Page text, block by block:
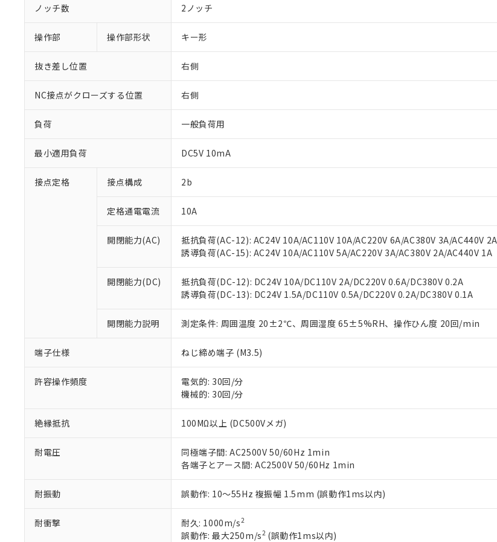
ノッチ数 2ノッチ
操作部 操作部形状 キー形
抜き差し位置 右側
NC接点がクローズする位置 右側
負荷 一般負荷用
最小適用負荷 DC5V 10mA
接点定格 接点構成 2b
定格通電電流 10A
開閉能力(AC)
抵抗負荷(AC-12): AC24V 10A/AC110V 10A/AC220V 6A/AC380V 3A/AC440V 2A
誘導負荷(AC-15): AC24V 10A/AC110V 5A/AC220V 3A/AC380V 2A/AC440V 1A
開閉能力(DC)
抵抗負荷(DC-12): DC24V 10A/DC110V 2A/DC220V 0.6A/DC380V 0.2A
誘導負荷(DC-13): DC24V 1.5A/DC110V 0.5A/DC220V 0.2A/DC380V 0.1A
開閉能力説明 測定条件: 周囲温度 20±2℃、周囲湿度 65±5%RH、操作ひん度 20回/min
端子仕様 ねじ締め端子 (M3.5)
許容操作頻度
電気的: 30回/分
機械的: 30回/分
絶縁抵抗 100MΩ以上 (DC500Vメガ)
耐電圧
同極端子間: AC2500V 50/60Hz 1min
各端子とアース間: AC2500V 50/60Hz 1min
耐振動 誤動作: 10～55Hz 複振幅 1.5mm (誤動作1ms以内)
耐衝撃 耐久: 1000m/s2
誤動作: 最大250m/s2(誤動作1ms以内)
ご利用条件
以下の条件をお読みいただき、同意のうえご利用ください。
本サービスは、当社制御機器事業取扱商品の当社在庫状況および標準
くものです。
当社制御機器事業取扱商品の中には、本サービスの対象外となる商品
のであり、閲覧された時点での実際の在庫および標準価格とは異なる
い。
正式な納期状況および標準価格はお客様のお取引先、またはお客様担
当社販売員にご相談ください。
オムロン制御機器販売店や当社販売拠点は「
在庫状況および標準価格結果を当社の事前の承諾なく第三者に漏洩ま
マイパーツ機能（部品リスト作成サービス）をご利用いただくには、I-
ている必要があります。
が、当社の製品・サービスに関するお客様との取引・商談に必要な範
さい。
※当社の共同利用者とは、"個人情報の共同利用に関して"
の「1.共
いる法人を指します。
※1 対応状況
調査・確認中：EU RoHS指令（10物質）の非含有の対応状況を調査中また
非該当品：ライセンス料など無形物で、有害物質有無と関係のない商品です
仕入先様の事情により、非含有部品としていたものが、含有品と判明した場
があります。
*EU RoHS指令（10物質）：
鉛(Pb) 1000ppm以下、 水銀(Hg) 1000ppm以下、 カドミウム(Cd) 100ppm以下、
六価クロム(Cr(Ⅵ)) 1000ppm以下、ポリ臭化ビフェニル類(PBB) 1000ppm以下、ポリ臭化ジフェ
但し、RoHS指令で産業用監視および制御機器に対する適用除外項目は除く。
※2 対応予定月
部品在庫の切り替え状況などにより、予定月が前後することがあります。
※3 非含有証明書ダウンロード
下記の非含有証明書をダウンロードすることができます。
EU RoHS指令（10物質）の非含有証明書
51物質の非含有証明書（当社基準）
※本証明書は発行日時点で非含有を証明するもので、過去に遡って非含有を
また、RoHS指令のフタル酸エステル類４物質の対応では、対応完了まで
※1 中国RoHS○×表
「○」：最大均質材料含有率が中国RoHSの基準値以下であることを示します
「－」：未確認です。当社販売部門へお問い合わせください。
*中国RoHS10物質の基準値 (GB/T26572)：
Pb(鉛) :1000ppm、 Hg(水銀) : 1000ppm、 Cd(カドミウム) : 100ppm、
Cr(Ⅵ)(六価クロム) : 1000ppm、 PBBs(ポリ臭化ビフェニル類) : 1000ppm、 PBDEs(ポリ臭化ジフ
DBP(フタル酸ジブチル) : 1000ppm、 DIBP(フタル酸ジイソブチル) : 1000ppm、 BBP(フタル酸ブ
DEHP(フタル酸ビス(2-エチルヘキシル)) : 1000ppm
※2 環境保護使用期限
「ｅ」：有害物質（10物質）のすべてが基準値以下であることを示します。
「10」：通常の使用状況下において有害物質が外部に漏えいし、環境に深刻
「－」：未確認です。当社販売部門へお問い合わせください。
当社は、これら貴社製品のうち、外国為替および外国貿易法に定める
う）を輸出または国外への提供する場合は、日本国政府の輸出許可(ま
当社は規制貨物を破棄する場合は、完全に破砕するなど、違法に輸出
ます。
当社は貴社製品を、核兵器、ミサイル、化学兵器、生物兵器またはそ
置等に一切使用いたしません。
当社は、貴社製品を第三者に販売する場合は、上記1、2および3の内容
また当社は、販売先および販売に係わる関係者が違法に輸出するおそ
たしません。
合意する
記
号
説明
○ 一定数以上の在庫あり
△ 一定数には満たないが在庫あり
－
在庫なし(最新の在庫状況については、お客様のお取引先、または
機器販売店・当社販売員にご確認ください)
空
白
受注生産機種、また在庫状況の情報を公開していない機種